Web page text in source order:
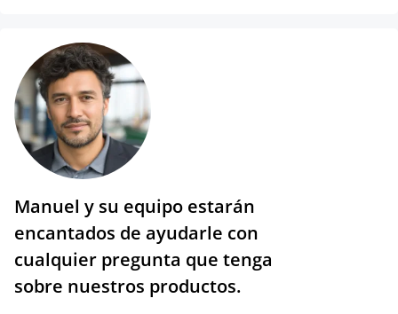
Manuel y su equipo estarán
encantados de ayudarle con
cualquier pregunta que tenga
sobre nuestros productos.